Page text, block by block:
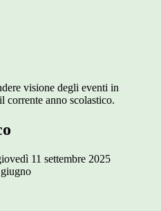
visione degli eventi in
corrente anno scolastico.
11 settembre 2025